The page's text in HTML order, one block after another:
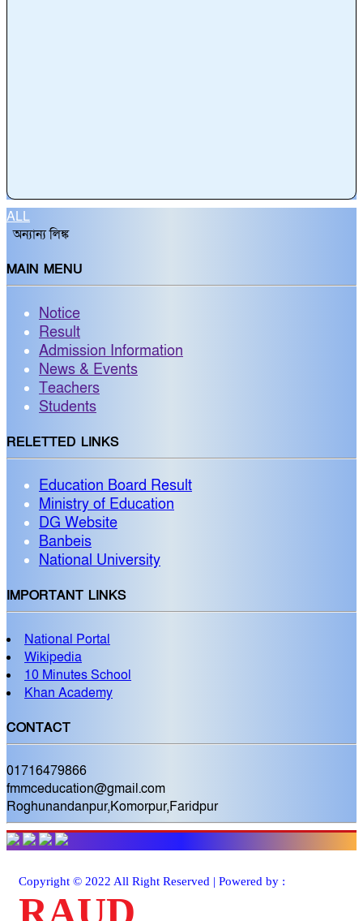
ALL
অন্যান্য লিঙ্ক
MAIN MENU
Notice
Result
Admission Information
News & Events
Teachers
Students
RELETTED LINKS
Education Board Result
Ministry of Education
DG Website
Banbeis
National University
IMPORTANT LINKS
National Portal
Wikipedia
10 Minutes School
Khan Academy
CONTACT
01716479866
fmmceducation@gmail.com
Roghunandanpur,Komorpur,Faridpur
Copyright © 2022 All Right Reserved | Powered by :